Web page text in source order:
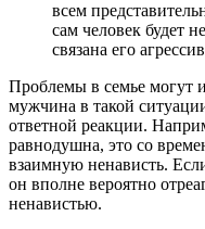
всем
сам человек будет
связана его
Проблемы в семье могут
мужчина в такой
ответной реакции.
равнодушна, это со
взаимную ненависть.
он вполне вероятно
ненавистью.